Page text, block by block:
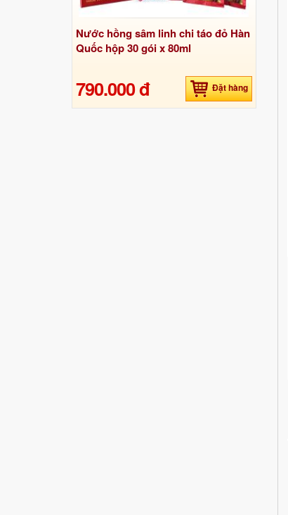
Nước hồng sâm linh chi táo đỏ Hàn
Quốc hộp 30 gói x 80ml
790.000 đ Đặt hàng